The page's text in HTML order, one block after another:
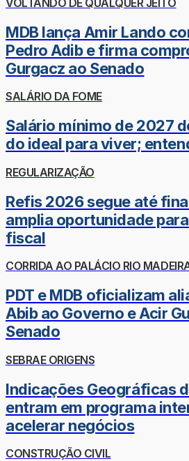
MDB lança Amir Lando
Pedro Adib e firma
Gurgacz ao Senado
SALÁRIO DA FOME
Salário mínimo de 2027
do ideal para viver;
REGULARIZAÇÃO
Refis 2026 segue até
amplia oportunidade
fiscal
CORRIDA AO PALÁCIO RIO
PDT e MDB oficializam
Abib ao Governo e Acir
Senado
SEBRAE ORIGENS
Indicações Geográficas
entram em programa
acelerar negócios
CONSTRUÇÃO CIVIL